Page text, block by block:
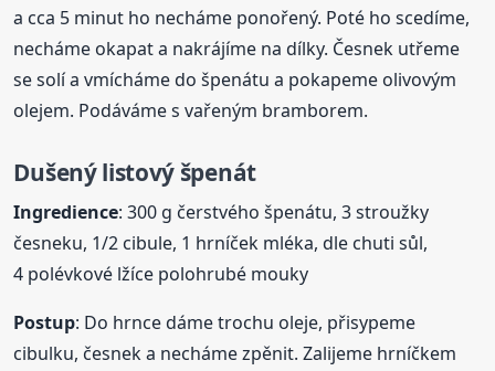
a cca 5 minut ho necháme ponořený. Poté ho scedíme,
necháme okapat a nakrájíme na dílky. Česnek utřeme
se solí a vmícháme do špenátu a pokapeme olivovým
olejem. Podáváme s vařeným bramborem.
Dušený listový špenát
Ingredience: 300 g čerstvého špenátu, 3 stroužky
česneku, 1/2 cibule, 1 hrníček mléka, dle chuti sůl,
4 polévkové lžíce polohrubé mouky
Postup: Do hrnce dáme trochu oleje, přisypeme
cibulku, česnek a necháme zpěnit. Zalijeme hrníčkem